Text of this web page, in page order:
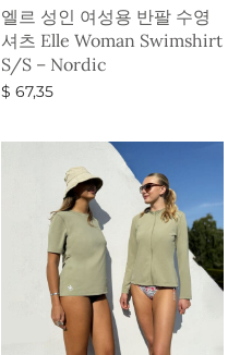
엘르 성인 여성용 반팔 수영
셔츠 Elle Woman Swimshirt
S/S – Nordic
$ 67,35